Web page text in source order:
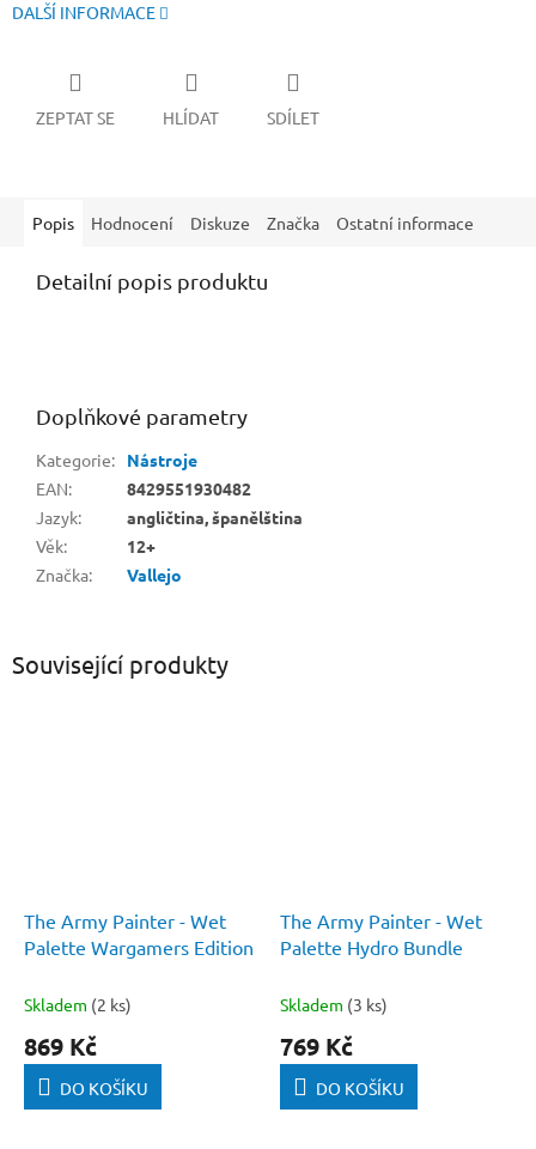
DALŠÍ INFORMACE
ZEPTAT SE HLÍDAT SDÍLET
Související produkty
The Army Painter - Wet
Palette Wargamers Edition
Skladem (2 ks)
869 Kč
DO KOŠÍKU
The Army Painter - Wet
Palette Hydro Bundle
Skladem (3 ks)
769 Kč
DO KOŠÍKU
Popis Hodnocení Diskuze Značka Ostatní informace
Detailní popis produktu
Doplňkové parametry
Kategorie:
Nástroje
EAN:
8429551930482
Jazyk:
angličtina, španělština
Věk:
12+
Značka: Vallejo